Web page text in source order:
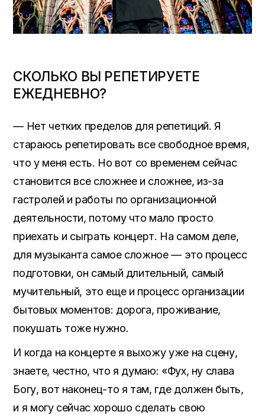
СКОЛЬКО ВЫ РЕПЕТИРУЕТЕ
ЕЖЕДНЕВНО?
— Нет четких пределов для репетиций. Я
стараюсь репетировать все свободное время,
что у меня есть. Но вот со временем сейчас
становится все сложнее и сложнее, из-за
гастролей и работы по организационной
деятельности, потому что мало просто
приехать и сыграть концерт. На самом деле,
для музыканта самое сложное — это процесс
подготовки, он самый длительный, самый
мучительный, это еще и процесс организации
бытовых моментов: дорога, проживание,
покушать тоже нужно.
И когда на концерте я выхожу уже на сцену,
знаете, честно, что я думаю: «Фух, ну слава
Богу, вот наконец-то я там, где должен быть,
и я могу сейчас хорошо сделать свою